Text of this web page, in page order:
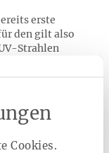
Cookies.
erste
den gilt also
Strahlen
vor allem
auf.